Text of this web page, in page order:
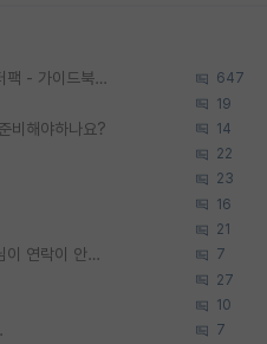
[무료] 2026 미국 대학원 유학 스타터팩 - 가이드북 & 합격자 컨택메일 템플릿 647
19
비해야하나요? 14
22
23
16
21
석박사 과정 합격하고, 컨택했던교수님이 연락이 안됩니다... 7
27
10
7